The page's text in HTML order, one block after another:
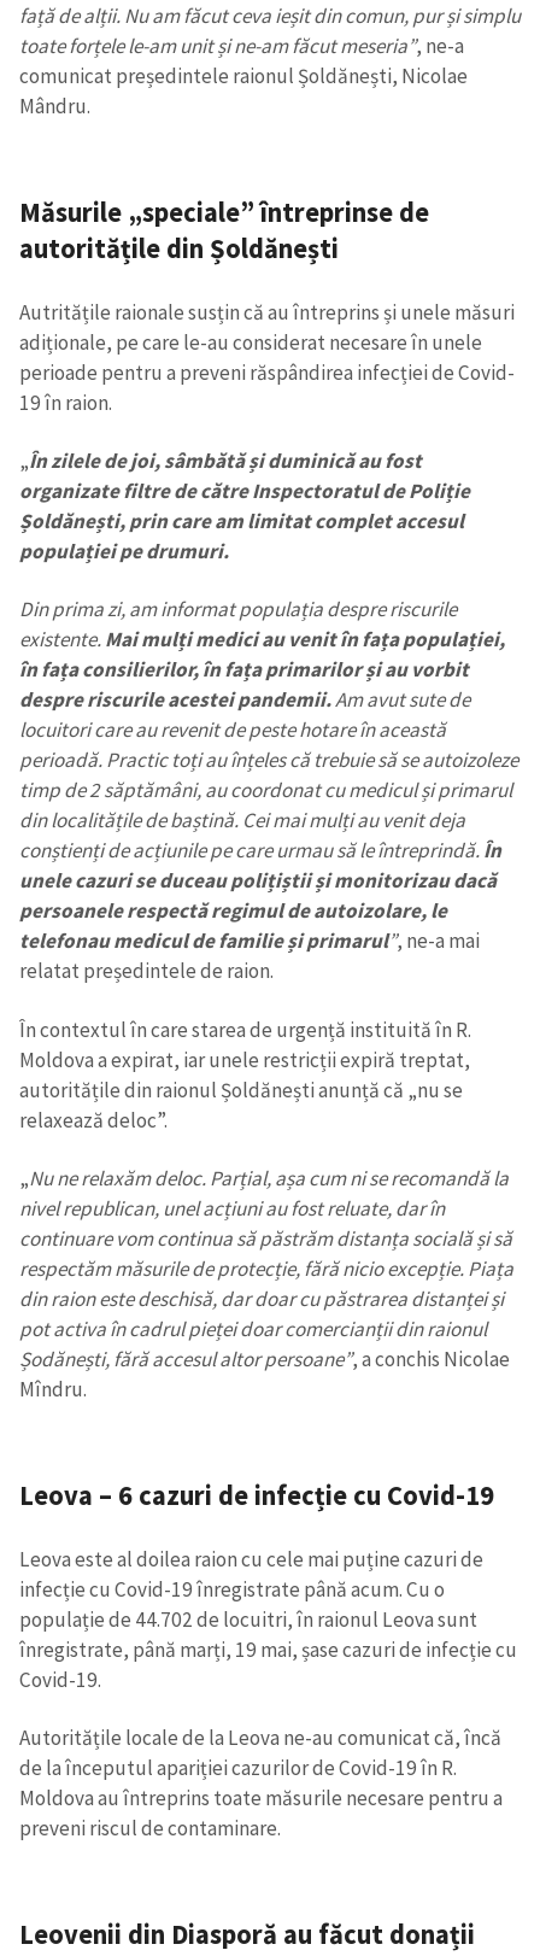
față de alții. Nu am făcut ceva ieșit din comun, pur și simplu
toate forțele le-am unit și ne-am făcut meseria”, ne-a
comunicat președintele raionul Șoldănești, Nicolae
Mândru.
Măsurile „speciale” întreprinse de
autoritățile din Șoldănești
Autritățile raionale susțin că au întreprins și unele măsuri
adiționale, pe care le-au considerat necesare în unele
perioade pentru a preveni răspândirea infecției de Covid-
19 în raion.
„În zilele de joi, sâmbătă și duminică au fost
organizate filtre de către Inspectoratul de Poliție
Șoldănești, prin care am limitat complet accesul
populațieipe drumuri.
Din prima zi, am informat populația despre riscurile
existente.Mai mulți medici au venit în fața populației,
în fața consilierilor, în fața primarilor și au vorbit
despre riscurile acestei pandemii.Am avut sute de
locuitori care au revenit de peste hotare în această
perioadă. Practic toți au înțeles că trebuie să se autoizoleze
timp de 2 săptămâni, au coordonat cu medicul și primarul
din localitățile de baștină. Cei mai mulți au venit deja
conștienți de acțiunile pe care urmau să le întreprindă.În
unele cazuri se duceau polițiștii și monitorizau dacă
persoanele respectă regimul de autoizolare, le
telefonau medicul de familie și primarul”, ne-a mai
relatat președintele de raion.
În contextul în care starea de urgență instituită în R.
Moldova a expirat, iar unele restricții expiră treptat,
autoritățile din raionul Șoldănești anunță că „nu se
relaxează deloc”.
„Nu ne relaxăm deloc. Parțial, așa cum ni se recomandă la
nivel republican, unel acțiuni au fost reluate, dar în
continuare vom continua să păstrăm distanța socială și să
respectăm măsurile de protecție, fără nicio excepție. Piața
din raion este deschisă, dar doar cu păstrarea distanței și
pot activa în cadrul pieței doar comercianții din raionul
Șodănești, fără accesul altor persoane”, a conchis Nicolae
Mîndru.
Leova – 6 cazuri de infecție cu Covid-19
Leova este al doilea raion cu cele mai puține cazuri de
infecție cu Covid-19 înregistrate până acum. Cu o
populație de 44.702 de locuitri, în raionul Leova sunt
înregistrate, până marți, 19 mai, șase cazuri de infecție cu
Covid-19.
Autoritățile locale de la Leova ne-au comunicat că, încă
de la începutul apariției cazurilor de Covid-19 în R.
Moldova au întreprins toate măsurile necesare pentru a
preveni riscul de contaminare.
Leovenii din Diasporă au făcut donații